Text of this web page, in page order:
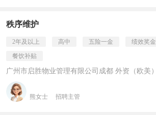
秩序维护
2年及以上 高中 五险一金 绩效奖金
餐饮补贴
广州市启胜物业管理有限公司成都 外资（欧美）
熊女士 招聘主管